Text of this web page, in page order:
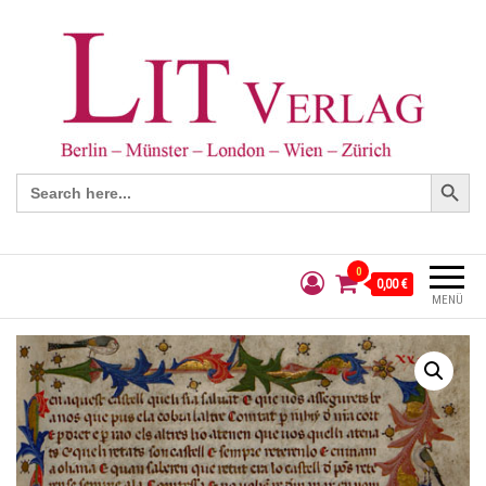
Search
for:
Search Button
MENÜ
0
0,00 €